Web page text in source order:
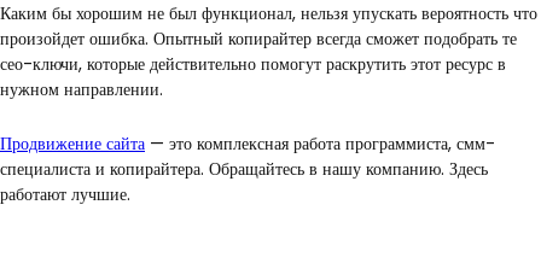
Каким бы хорошим не был функционал, нельзя упускать вероятность что
произойдет ошибка. Опытный копирайтер всегда сможет подобрать те
сео-ключи, которые действительно помогут раскрутить этот ресурс в
нужном направлении.
Продвижение сайта — это комплексная работа программиста, смм-
специалиста и копирайтера. Обращайтесь в нашу компанию. Здесь
работают лучшие.